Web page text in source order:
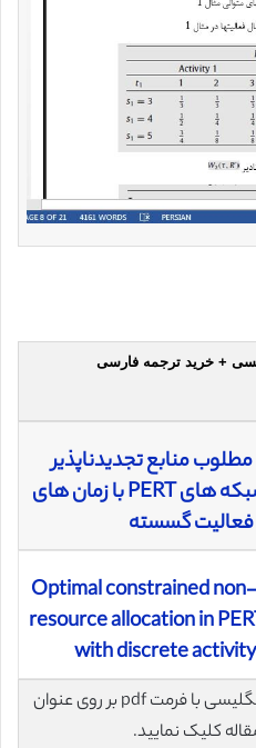
+ خرید ترجمه فارسی
منابع تجدیدناپذیر
محدود در شبکه های PERT با زمان های
فعالیت گسسته
Optimal constrained
resource allocation in
with discrete
برای دانلود رایگان مقاله انگلیسی با فرمت pdf بر روی عنوان
کلیک نمایید.